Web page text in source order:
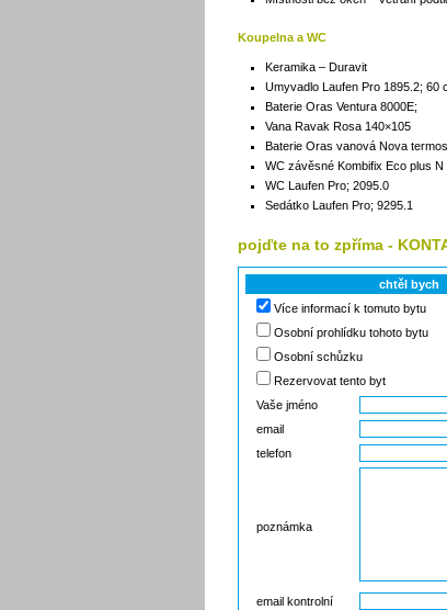
Koupelna a WC
Keramika – Duravit
Umyvadlo Laufen Pro 1895.2; 60
Baterie Oras Ventura 8000E;
Vana Ravak Rosa 140×105
Baterie Oras vanová Nova
WC závěsné Kombifix Eco plus N
WC Laufen Pro; 2095.0
Sedátko Laufen Pro; 9295.1
pojďte na to zpříma -
chtěl bych
Více informací k tomuto bytu
Osobní prohlídku tohoto bytu
Osobní schůzku
Rezervovat tento byt
Vaše jméno
email
telefon
poznámka
email kontrolní